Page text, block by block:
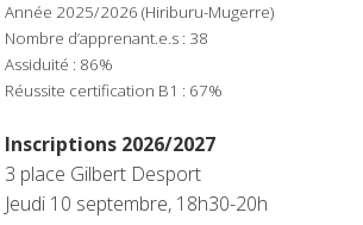
Année 2025/2026 (Hiriburu-Mugerre)
Nombre d’apprenant.e.s : 38
Assiduité : 86%
Réussite certification B1 : 67%
Inscriptions 2026/2027
3 place Gilbert Desport
Jeudi 10 septembre, 18h30-20h